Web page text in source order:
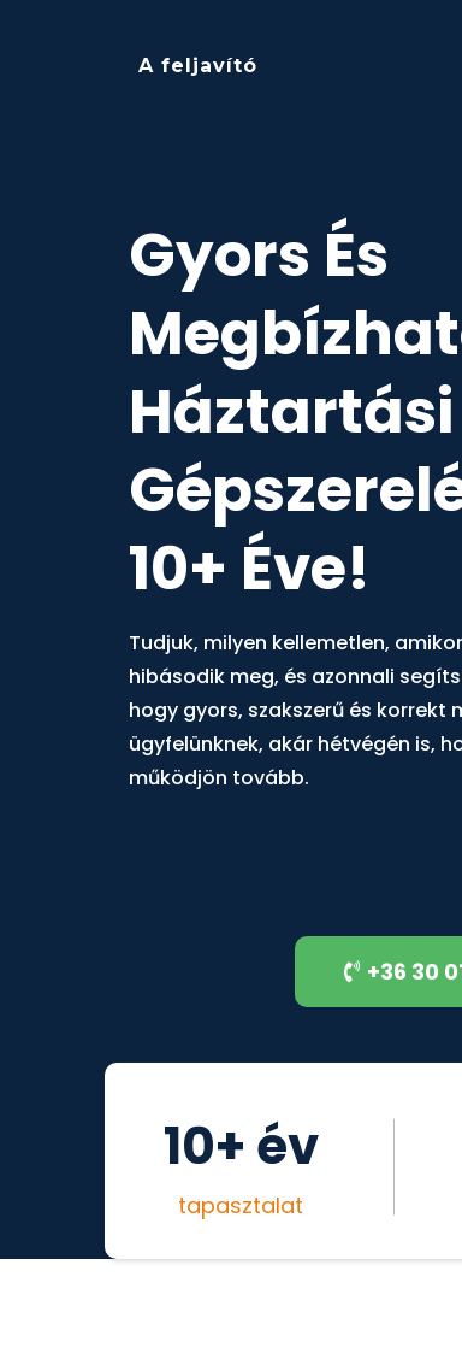
A feljavító
Gyors És
Háztartási
10+ Éve!
Tudjuk, milyen kellemetlen,
hibásodik meg, és azonnali
hogy gyors, szakszerű és
ügyfelünknek, akár hétvégén is,
működjön tovább.
+36 30
10+ év
tapasztalat